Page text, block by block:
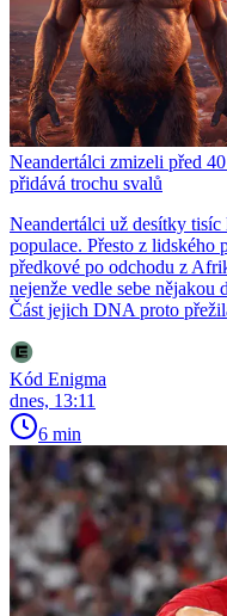
Neandertálci zmizeli před
přidává trochu svalů
Neandertálci už desítky tisíc
populace. Přesto z lidského
předkové po odchodu z
nejenže vedle sebe
Část jejich DNA proto
Kód Enigma
dnes, 13:11
6 min